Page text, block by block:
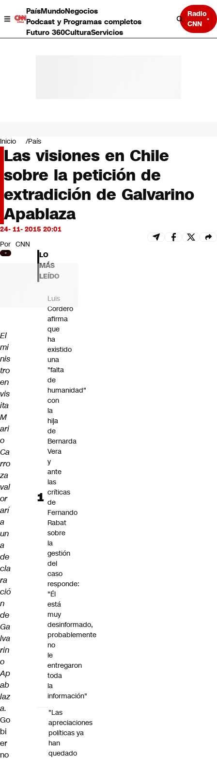
PaísMundoNegocios
Podcast y Programas completos
Futuro 360CulturaServicios
Radio
CNN
Negocios
Deportes
Programas completos
Cultura
Servicios
Bits
CNN tiempo
Futuro 360
Inicio País
Las visiones en Chile
sobre la petición de
extradición de Galvarino
Apablaza
24- 11- 2015 20:01
Por CNN
El
mi
nis
tro
en
vis
ita
M
ari
o
Ca
rro
za
val
or
arí
a
un
a
de
cla
ra
ció
n
de
Ga
lva
rin
o
Ap
ab
laz
a.
Go
bi
er
no
LO
MÁS
LEÍDO
Luis
Cordero
afirma
que
ha
existido
una
"falta
de
humanidad"
con
la
hija
de
Bernarda
Vera
y
ante
las
críticas
de
Fernando
Rabat
sobre
la
gestión
del
caso
responde:
"Él
está
muy
desinformado,
probablemente
no
le
entregaron
toda
la
información"
"Las
apreciaciones
políticas ya
han
quedado